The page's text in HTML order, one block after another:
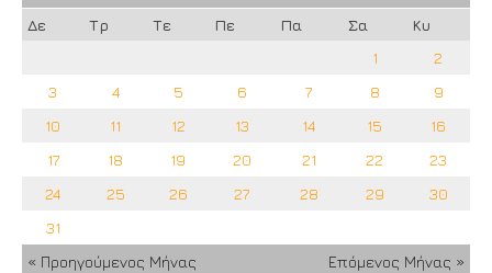
Δε
Τρ Τε Πε Πα Σα
Κυ
1
2
3
4 5 6 7 8
9
10
11 12 13 14 15
16
17
18 19 20 21 22
23
24
25 26 27 28 29
30
31
« Προηγούμενος Μήνας
Επόμενος Μήνας »